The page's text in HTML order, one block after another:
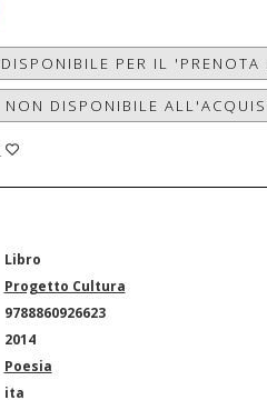
PER IL 'PRENOTA
NON DISPONIBILE
Libro
Progetto Cultura
9788860926623
2014
Poesia
ita